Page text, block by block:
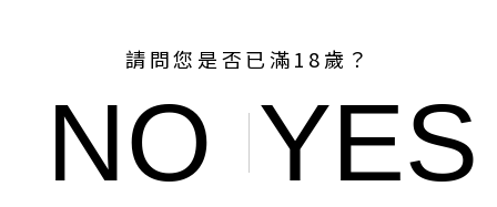
請問您是否已滿18歲？
NO YES